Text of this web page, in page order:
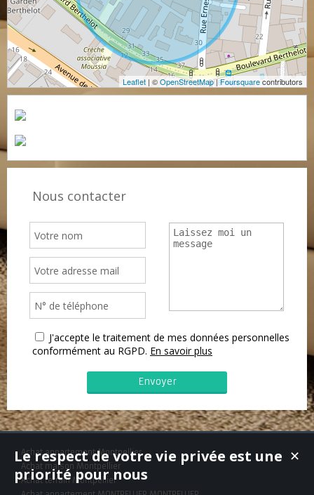
Leaflet | ©OpenStreetMap|Foursquarecontributors
Nous contacter
J'accepte le traitement de mes données personnelles
conformément au RGPD. En savoir plus
Achat appartement Montpellier
Achat maison Montpellier
Achat terrain Montpellier
✕
Le respect de votre vie privée est une
priorité pour nous